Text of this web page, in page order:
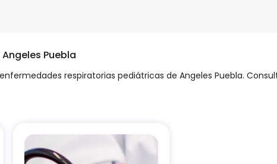
Puebla
respiratorias pediátricas de Angeles Puebla.